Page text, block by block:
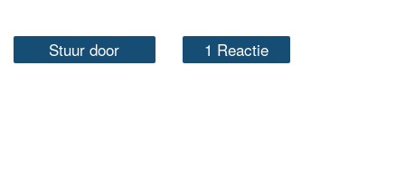
Stuur door 1 Reactie